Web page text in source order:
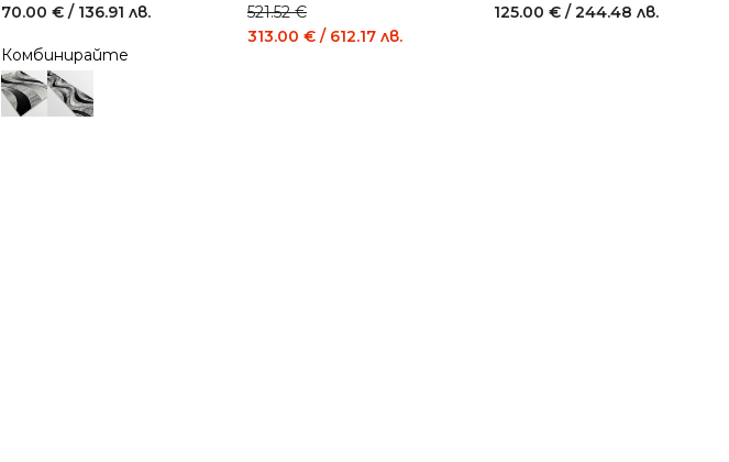
70.00 € / 136.91 лв.
Комбинирайте
521.52€
Original
313.00 € / 612.17 лв.
125.00 € / 244.48 лв.